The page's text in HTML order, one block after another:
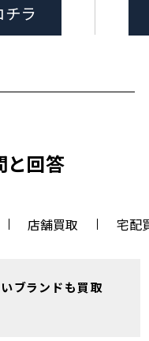
ラ
と回答
店舗買取 宅配
ブランドも買取